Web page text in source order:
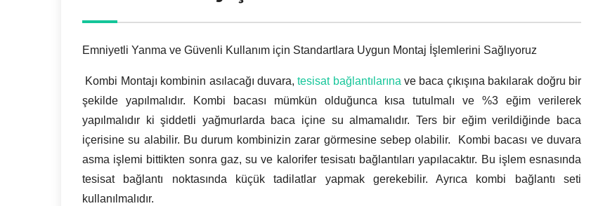
Emniyetli Yanma ve Güvenli Kullanım için Standartlara Uygun Montaj İşlemlerini Sağlıyoruz
Kombi Montajı kombinin asılacağı duvara,tesisat bağlantılarına ve baca çıkışına bakılarak doğru bir
şekilde yapılmalıdır. Kombi bacası mümkün olduğunca kısa tutulmalı ve %3 eğim verilerek
yapılmalıdır ki şiddetli yağmurlarda baca içine su almamalıdır. Ters bir eğim verildiğinde baca
içerisine su alabilir. Bu durum kombinizin zarar görmesine sebep olabilir. Kombi bacası ve duvara
asma işlemi bittikten sonra gaz, su ve kalorifer tesisatı bağlantıları yapılacaktır. Bu işlem esnasında
tesisat bağlantı noktasında küçük tadilatlar yapmak gerekebilir. Ayrıca kombi bağlantı seti
kullanılmalıdır.